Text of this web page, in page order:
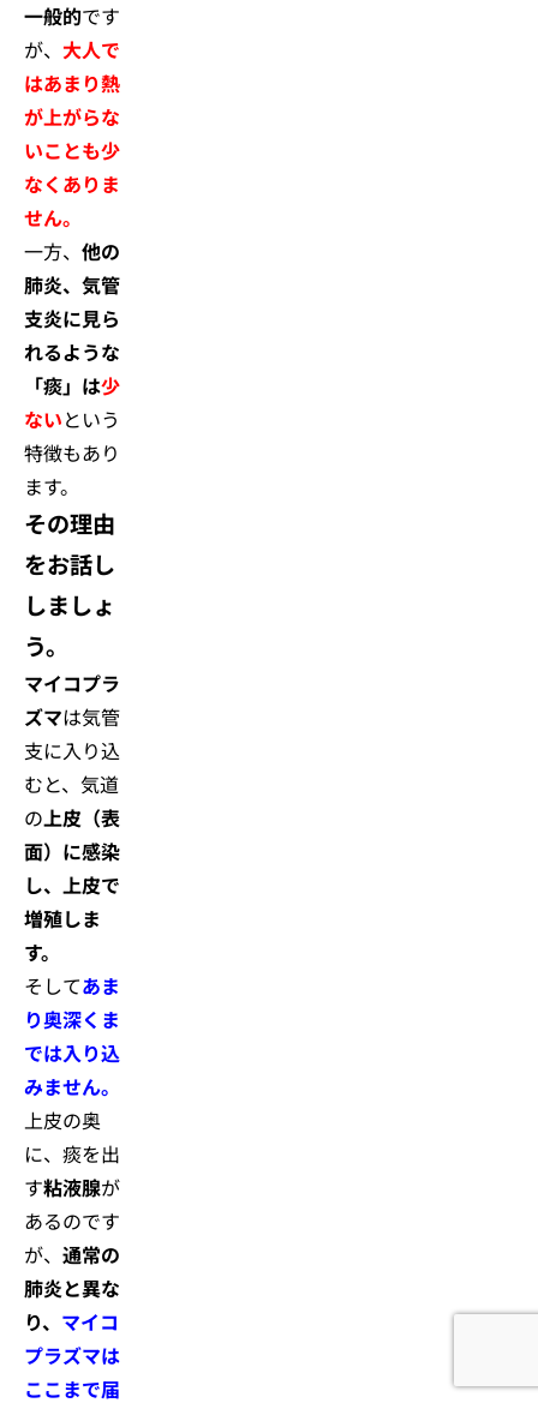
一般的です
が、 大人で
はあまり熱
が上がらな
いことも少
なくありま
せん。
一方、 他の
肺炎、気管
支炎に見ら
れるような
「痰」は少
ないという
特徴もあり
ます。
その理由
をお話し
しましょ
う。
マイコプラ
ズマは気管
支に入り込
むと、気道
の上皮（表
面）に感染
し、上皮で
増殖しま
す。
そしてあま
り奥深くま
では入り込
みません。
上皮の奥
に、痰を出
す粘液腺が
あるのです
が、 通常の
肺炎と異な
り、 マイコ
プラズマは
ここまで届